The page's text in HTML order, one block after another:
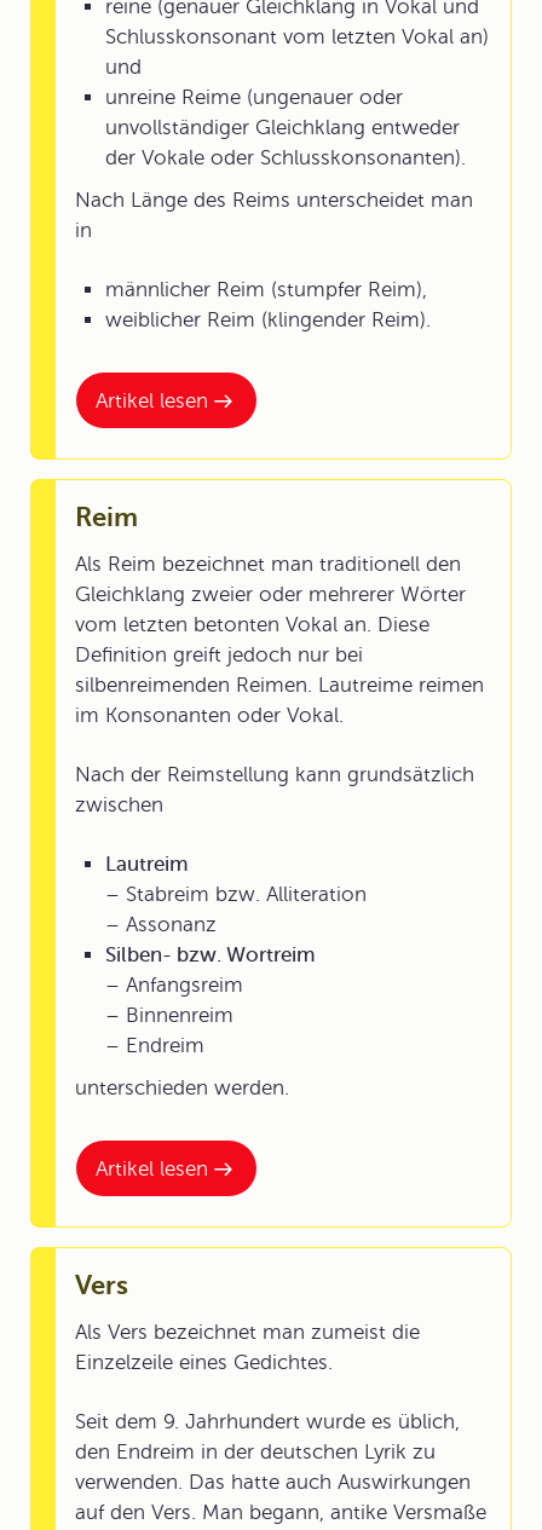
Artikel lesen
reine (genauer Gleichklang in Vokal und
Schlusskonsonant vom letzten Vokal an)
und
unreine Reime (ungenauer oder
unvollständiger Gleichklang entweder
der Vokale oder Schlusskonsonanten).
Nach Länge des Reims unterscheidet man
in
männlicher Reim (stumpfer Reim),
weiblicher Reim (klingender Reim).
Artikel lesen
Reim
Als Reim bezeichnet man traditionell den
Gleichklang zweier oder mehrerer Wörter
vom letzten betonten Vokal an. Diese
Definition greift jedoch nur bei
silbenreimenden Reimen. Lautreime reimen
im Konsonanten oder Vokal.
Nach der Reimstellung kann grundsätzlich
zwischen
Lautreim
– Stabreim bzw. Alliteration
– Assonanz
Silben- bzw. Wortreim
– Anfangsreim
– Binnenreim
– Endreim
unterschieden werden.
Vers
Als Vers bezeichnet man zumeist die
Einzelzeile eines Gedichtes.
Seit dem 9. Jahrhundert wurde es üblich,
den Endreim in der deutschen Lyrik zu
verwenden. Das hatte auch Auswirkungen
auf den Vers. Man begann, antike Versmaße